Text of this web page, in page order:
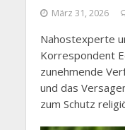
März 31, 2026
Nahostexperte
Korrespondent
zunehmende
und das
zum Schutz